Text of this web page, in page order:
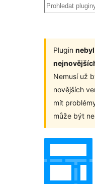
Prohledat
Plugin
Nemusí už
novějších
mít
může být